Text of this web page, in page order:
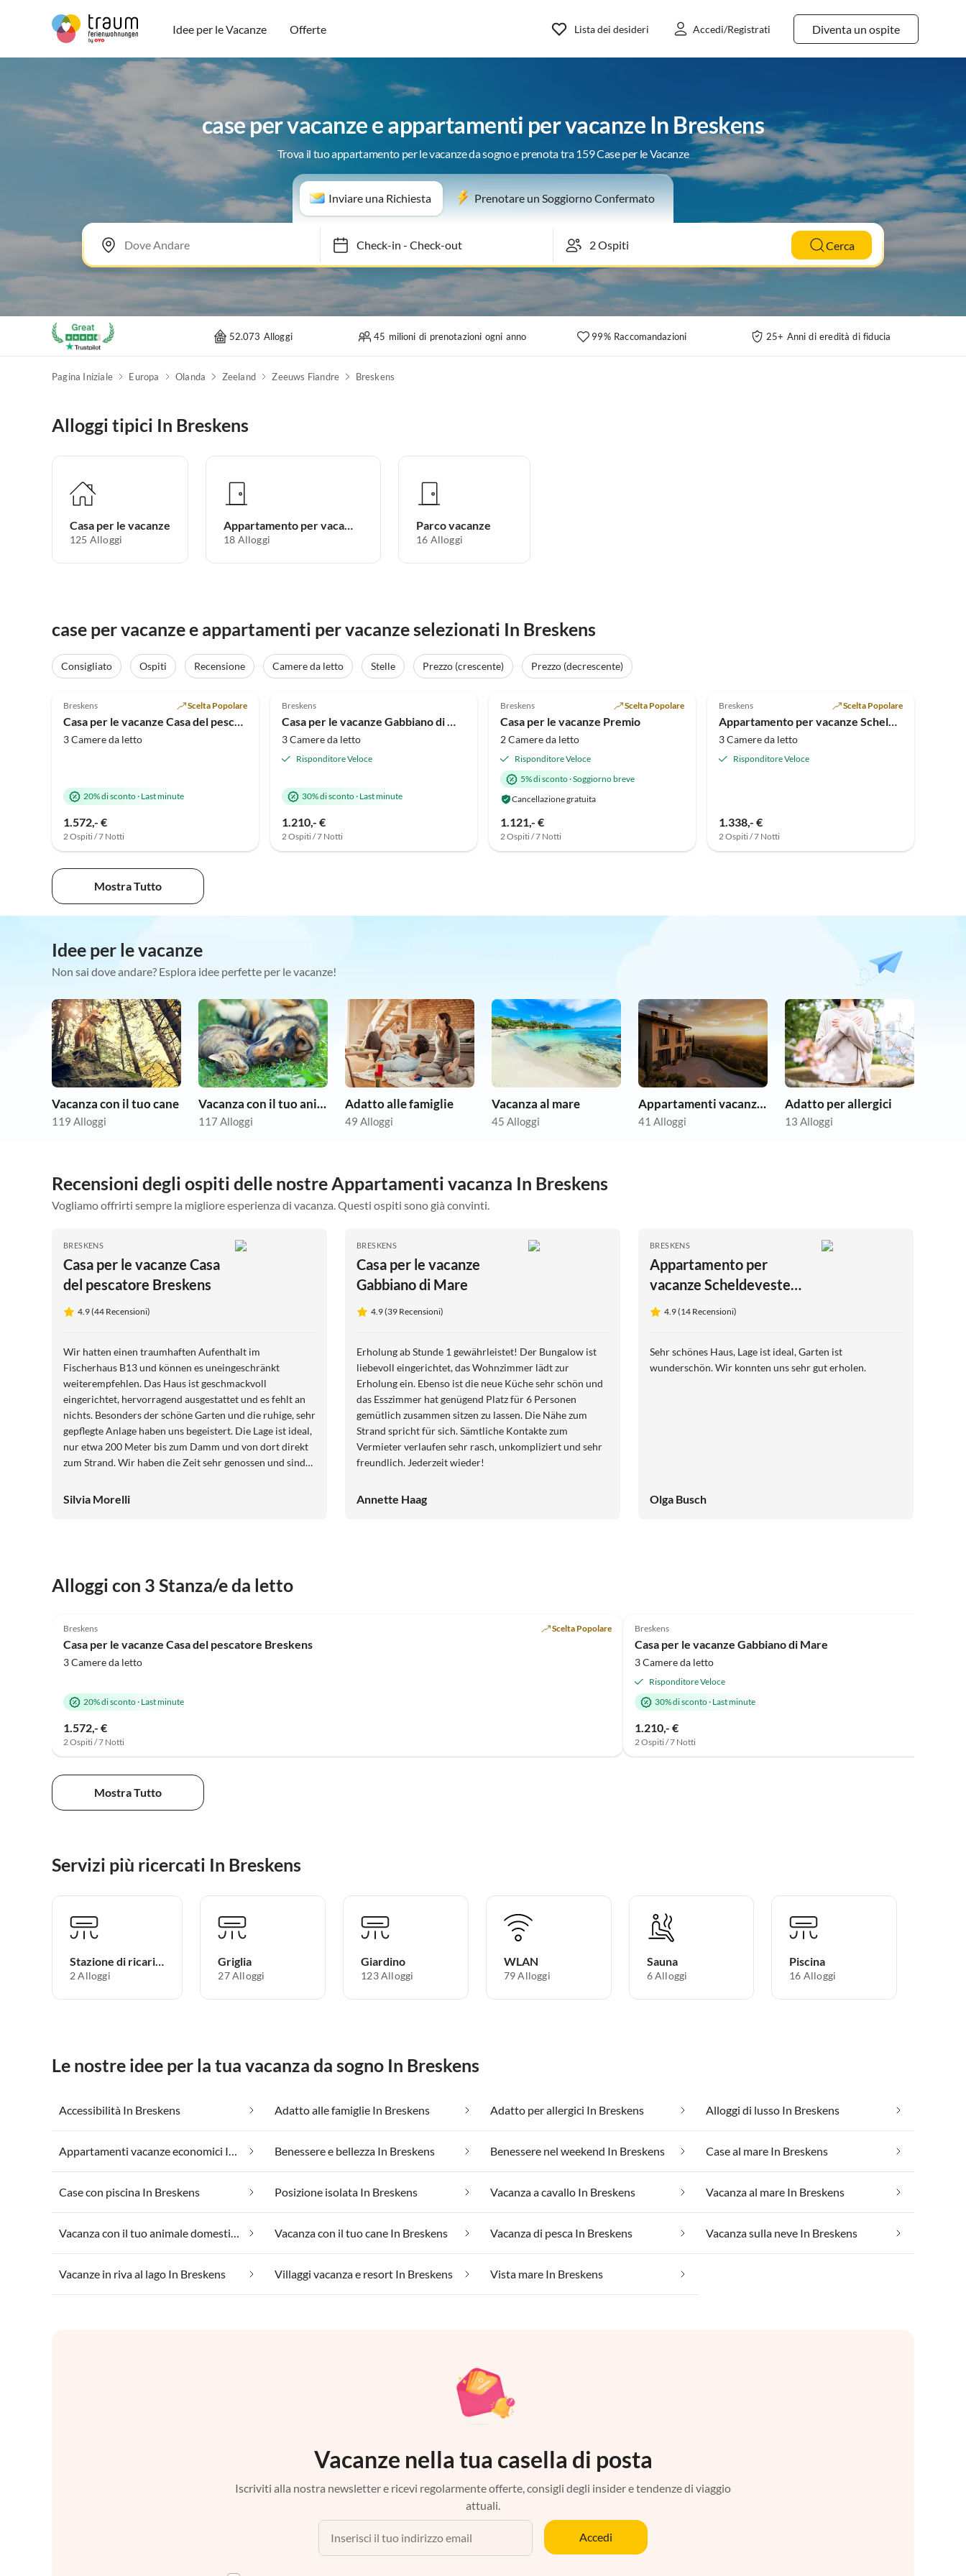
Idee per le Vacanze Offerte Diventa un ospite
Lista dei desideri Accedi/Registrati
case per vacanze e appartamenti per vacanze In Breskens
Trova il tuo appartamento per le vacanze da sogno e prenota tra 159 Case per le Vacanze
Inviare una Richiesta Prenotare un Soggiorno Confermato
Check-in- Check-out Cerca
52.073 Alloggi 45 milioni di prenotazioni ogni anno 99% Raccomandazioni 25+ Anni di eredità di fiducia
Pagina Iniziale Europa Olanda Zeeland Zeeuws Fiandre Breskens
Alloggi tipici In Breskens
Casa per le vacanze
125 Alloggi
Appartamento per vacanze
18 Alloggi
Parco vacanze
16 Alloggi
case per vacanze e appartamenti per vacanze selezionati In Breskens
Consigliato Ospiti Recensione Camere da letto Stelle Prezzo (crescente)
Prezzo (decrescente)
Breskens Scelta Popolare
Casa per le vacanze Casa del pescatore Breskens
3 Camere da letto
20% di sconto· Last minute
1.572,- €
2 Ospiti / 7 Notti
Annuncio in
Alto
Breskens
Casa per le vacanze Gabbiano di Mare
3 Camere da letto
Risponditore Veloce
30% di sconto· Last minute
1.210,- €
2 Ospiti / 7 Notti
Breskens Scelta Popolare
Casa per le vacanze Premio
2 Camere da letto
Risponditore Veloce
5% di sconto·Soggiorno breve
Cancellazione gratuita
1.121,- €
2 Ospiti / 7 Notti
Breskens Scelta Popolare
Appartamento per vacanze Scheldeveste 15
3 Camere da letto
Risponditore Veloce
1.338,- €
2 Ospiti / 7 Notti
Mostra Tutto
Idee per le vacanze
Non sai dove andare? Esplora idee perfette per le vacanze!
Vacanza con il tuo cane
119 Alloggi
Vacanza con il tuo animale domestico
117 Alloggi
Adatto alle famiglie
49 Alloggi
Vacanza al mare
45 Alloggi
Appartamenti vacanze economici
41 Alloggi
Adatto per allergici
13 Alloggi
Recensioni degli ospiti delle nostre Appartamenti vacanza In Breskens
Vogliamo offrirti sempre la migliore esperienza di vacanza. Questi ospiti sono già convinti.
BRESKENS
Casa per le vacanze Casa
del pescatore Breskens
4.9 (44 Recensioni)
Wir hatten einen traumhaften Aufenthalt im
Fischerhaus B13 und können es uneingeschränkt
weiterempfehlen. Das Haus ist geschmackvoll
eingerichtet, hervorragend ausgestattet und es fehlt an
nichts. Besonders der schöne Garten und die ruhige, sehr
gepflegte Anlage haben uns begeistert. Die Lage ist ideal,
nur etwa 200 Meter bis zum Damm und von dort direkt
zum Strand. Wir haben die Zeit sehr genossen und sind
schon fest, dass wir wiederkommen.
Silvia Morelli
BRESKENS
Casa per le vacanze
Gabbiano di Mare
4.9 (39 Recensioni)
Erholung ab Stunde 1 gewährleistet! Der Bungalow ist
liebevoll eingerichtet, das Wohnzimmer lädt zur
Erholung ein. Ebenso ist die neue Küche sehr schön und
das Esszimmer hat genügend Platz für 6 Personen
gemütlich zusammen sitzen zu lassen. Die Nähe zum
Strand spricht für sich. Sämtliche Kontakte zum
Vermieter verlaufen sehr rasch, unkompliziert und sehr
freundlich. Jederzeit wieder!
Annette Haag
BRESKENS
Appartamento per
vacanze Scheldeveste
15 4.9 (14 Recensioni)
Sehr schönes Haus, Lage ist ideal, Garten ist
wunderschön. Wir konnten uns sehr gut erholen.
Olga Busch
Alloggi con 3 Stanza/e da letto
Breskens Scelta Popolare
Casa per le vacanze Casa del pescatore Breskens
3 Camere da letto
20% di sconto· Last minute
1.572,- €
2 Ospiti / 7 Notti
Breskens
Casa per le vacanze Gabbiano di Mare
3 Camere da letto
Risponditore Veloce
30% di sconto· Last minute
1.210,- €
2 Ospiti / 7 Notti
Mostra Tutto
Servizi più ricercati In Breskens
Stazione di ricarica per auto elettriche
2 Alloggi
Griglia
27 Alloggi
Giardino
123 Alloggi
WLAN
79 Alloggi
Sauna
6 Alloggi
Piscina
16 Alloggi
Le nostre idee per la tua vacanza da sogno In Breskens
Accessibilità In Breskens Adatto alle famiglie In Breskens Adatto per allergici In Breskens Alloggi di lusso In Breskens
Appartamenti vacanze economici In Breskens Benessere e bellezza In Breskens Benessere nel weekend In Breskens Case al mare In Breskens
Case con piscina In Breskens Posizione isolata In Breskens Vacanza a cavallo In Breskens Vacanza al mare In Breskens
Vacanza con il tuo animale domestico In Breskens Vacanza con il tuo cane In Breskens Vacanza di pesca In Breskens Vacanza sulla neve In Breskens
Vacanze in riva al lago In Breskens Villaggi vacanza e resort In Breskens Vista mare In Breskens
Vacanze nella tua casella di posta
Iscriviti alla nostra newsletter e ricevi regolarmente offerte, consigli degli insider e tendenze di viaggio
attuali.
Accedi